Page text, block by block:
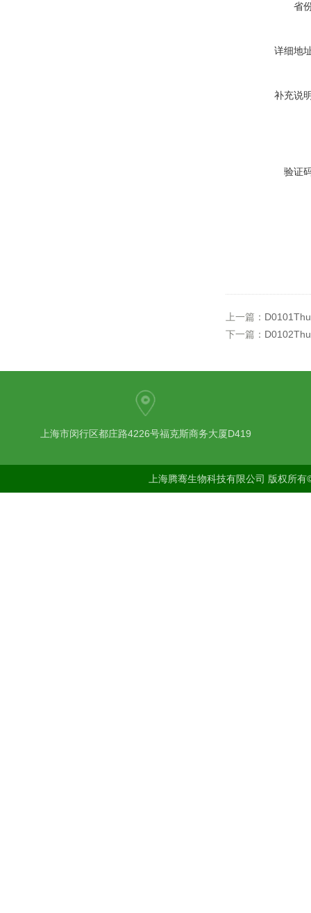
省
详细地
补充说
验证
上一篇：
下一篇：
上海市闵行区都庄路4226号福克斯商务大厦D419
上海腾骞生物科技有限公司 版权所